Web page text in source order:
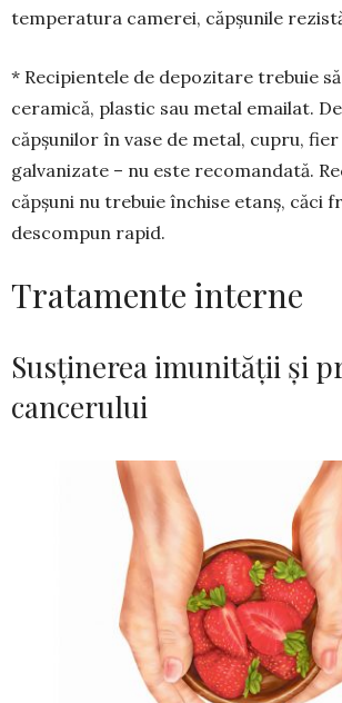
temperatura camerei, căpșunile
* Recipientele de depozitare trebuie
ceramică, plastic sau metal emailat.
căpșunilor în vase de metal, cupru,
galvanizate – nu este recoman­dată.
căpșuni nu trebuie închise etanș, căci
descompun rapid.
Tratamente interne
Susținerea imunității și
cancerului